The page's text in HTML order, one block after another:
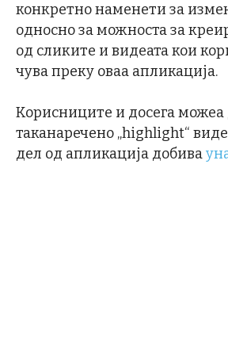
конкретно наменети за
односно за можноста за
од сликите и видеата кои
чува преку оваа апликација.
Корисниците и досега можеа
таканаречено „highlight“
дел од апликација добива